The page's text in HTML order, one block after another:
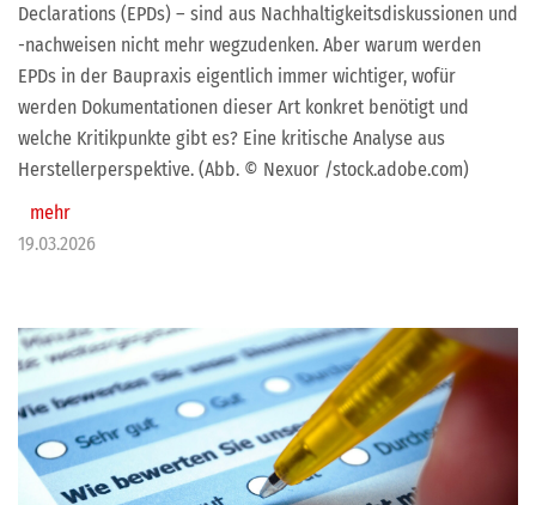
Declarations (EPDs) – sind aus Nachhaltigkeitsdiskussionen und
-nachweisen nicht mehr wegzudenken. Aber warum werden
EPDs in der Baupraxis eigentlich immer wichtiger, wofür
werden Dokumentationen dieser Art konkret benötigt und
welche Kritikpunkte gibt es? Eine kritische Analyse aus
Herstellerperspektive. (Abb. © Nexuor /stock.adobe.com)
mehr
19.03.2026